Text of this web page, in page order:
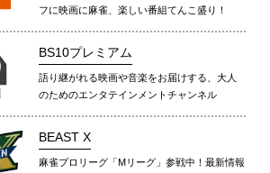
フに映画に麻雀、楽しい番組てんこ盛り！
BS10プレミアム
語り継がれる映画や音楽をお届けする、大人
のためのエンタテインメントチャンネル
BEAST X
麻雀プロリーグ「Mリーグ」参戦中！最新情報